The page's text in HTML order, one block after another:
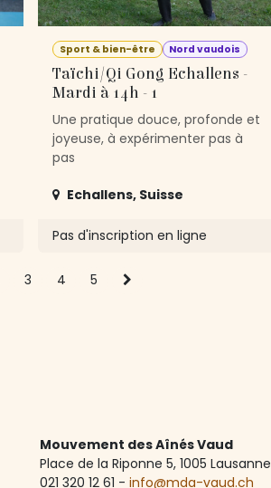
Sport & bien-être Nord vaudois
Taïchi/Qi Gong Echallens -
Mardi à 14h - 1
Une pratique douce, profonde et
joyeuse, à expérimenter pas à
pas
Echallens, Suisse
Pas d'inscription en ligne
3 4 5
Mouvement des Aînés Vaud
Place de la Riponne 5, ​1005 Lausanne
021 320 12 61 - info@mda-vaud.ch